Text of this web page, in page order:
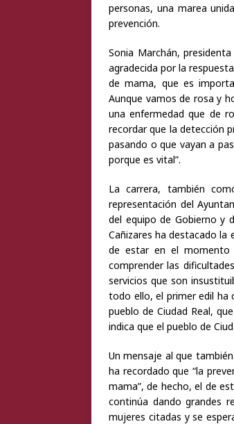
personas, una marea
prevención.
Sonia Marchán,
agradecida por la
de mama, que es
Aunque vamos de rosa y
una enfermedad que de
recordar que la detección
pasando o que vayan a
porque es vital”.
La carrera, también
representación del
del equipo de Gobierno y
Cañizares ha destacado la
de estar en el momento
comprender las
servicios que son
todo ello, el primer edil ha
pueblo de Ciudad Real,
indica que el pueblo de
Un mensaje al que
ha recordado que “la
mama”, de hecho, el de
continúa dando grandes
mujeres citadas y se